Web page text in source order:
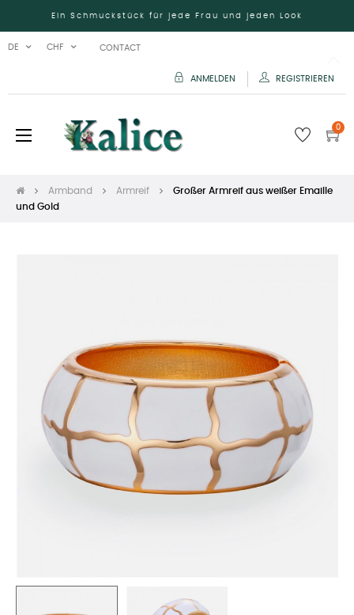
Ein Schmuckstück für jede Frau und jeden Look
DE CHF CONTACT
ANMELDEN REGISTRIEREN
Umschalten
☰ 0
Armband Armreif
Großer Armreif aus weißer Emaille
und Gold